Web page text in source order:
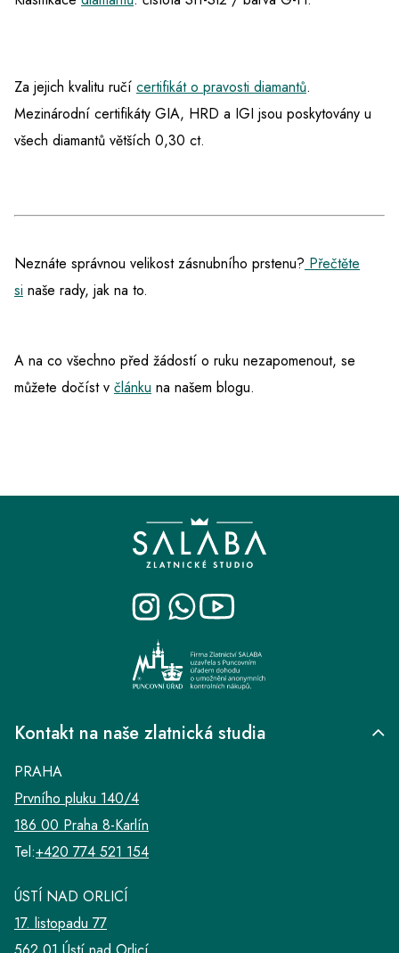
Za jejich kvalitu ručí certifikát o pravosti diamantů.
Mezinárodní certifikáty GIA, HRD a IGI jsou poskytovány u
všech diamantů větších 0,30 ct.
Neznáte správnou velikost zásnubního prstenu? Přečtěte
si naše rady, jak na to.
A na co všechno před žádostí o ruku nezapomenout, se
můžete dočíst v článku na našem blogu.
Kontakt na naše zlatnická studia
PRAHA
Prvního pluku 140/4
186 00 Praha 8-Karlín
Tel:+420 774 521 154
ÚSTÍ NAD ORLICÍ
17. listopadu 77